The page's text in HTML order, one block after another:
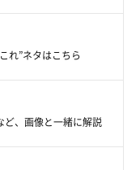
る
れ”ネタはこちら
ど、画像と一緒に解説